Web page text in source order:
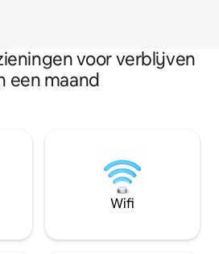
voor verblijven
een maand
Wifi